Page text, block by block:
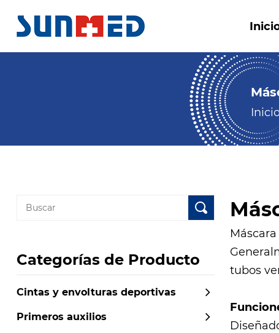
Categorías de Producto
Cintas y envolturas deportivas
Primeros auxilios
tubos